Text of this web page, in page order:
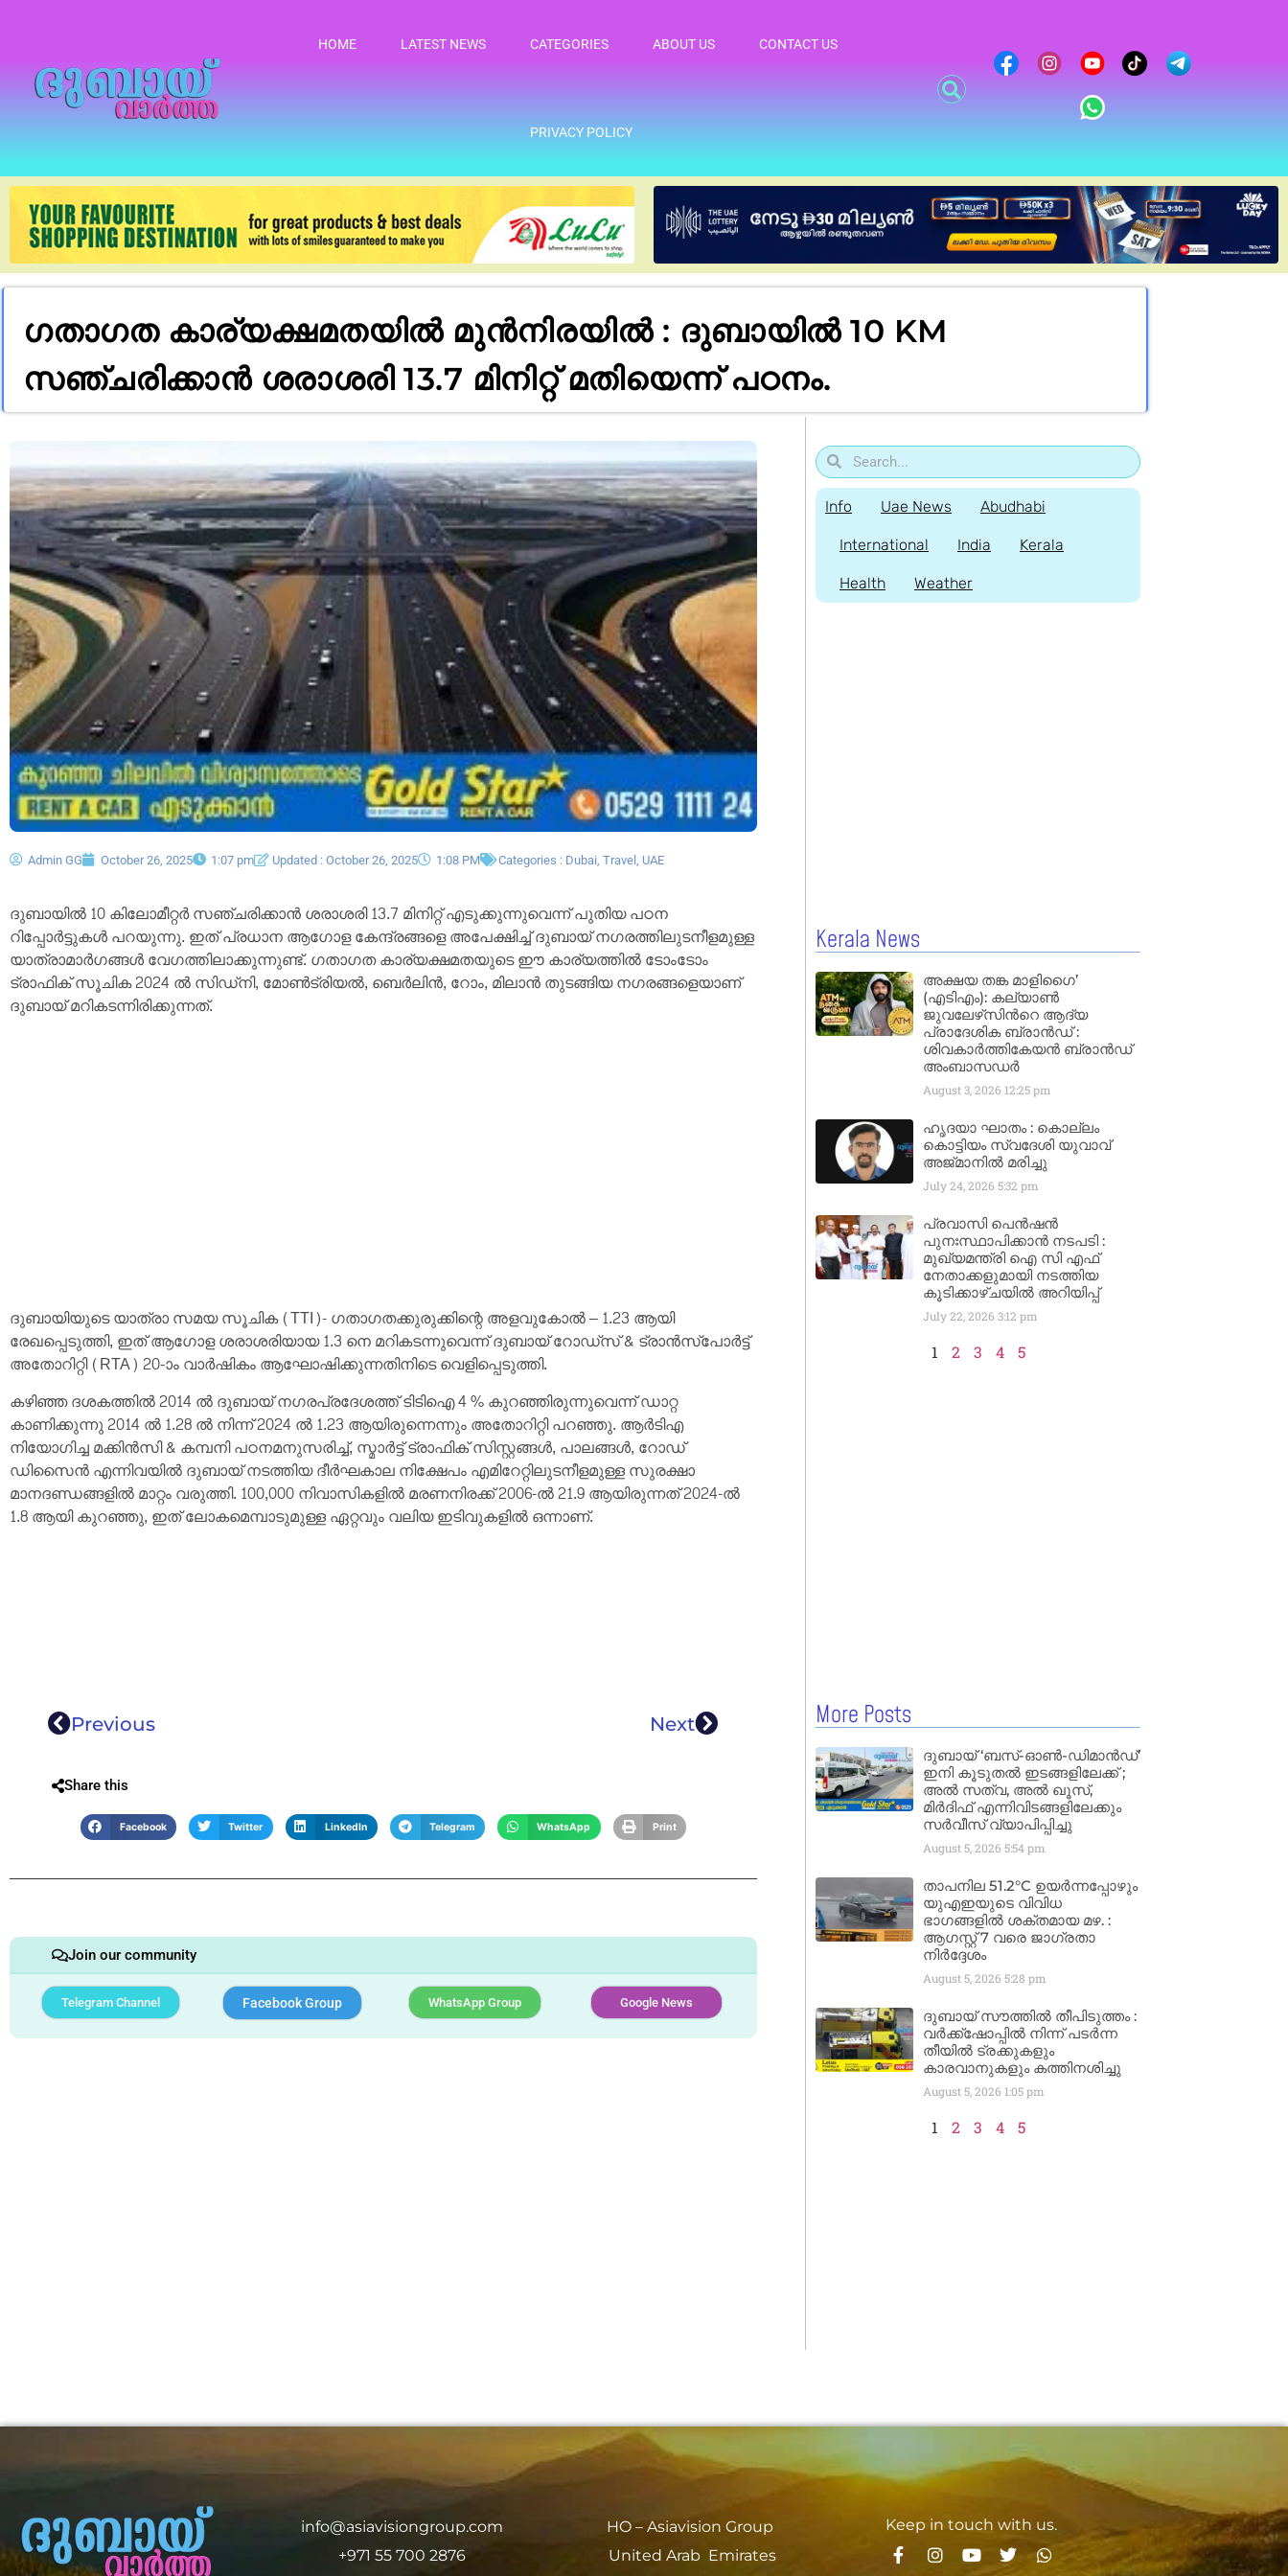
HOME LATEST NEWS CATEGORIES ABOUT US CONTACT US
PRIVACY POLICY
ഗതാഗത കാര്യക്ഷമതയിൽ മുൻനിരയിൽ : ദുബായിൽ 10 KM
സഞ്ചരിക്കാൻ ശരാശരി 13.7 മിനിറ്റ് മതിയെന്ന് പഠനം.
Admin GG October 26, 2025 1:07 pm Updated : October 26, 2025 1:08 PM Categories : Dubai Travel UAE
ദുബായിൽ 10 കിലോമീറ്റർ സഞ്ചരിക്കാൻ ശരാശരി 13.7 മിനിറ്റ് എടുക്കുന്നുവെന്ന് പുതിയ പഠന
റിപ്പോർട്ടുകൾ പറയുന്നു. ഇത് പ്രധാന ആഗോള കേന്ദ്രങ്ങളെ അപേക്ഷിച്ച് ദുബായ് നഗരത്തിലുടനീളമുള്ള
യാത്രാമാർഗങ്ങൾ വേഗത്തിലാക്കുന്നുണ്ട്. ഗതാഗത കാര്യക്ഷമതയുടെ ഈ കാര്യത്തിൽ ടോംടോം
ട്രാഫിക് സൂചിക 2024 ൽ സിഡ്‌നി, മോൺട്രിയൽ, ബെർലിൻ, റോം, മിലാൻ തുടങ്ങിയ നഗരങ്ങളെയാണ്‌
ദുബായ് മറികടന്നിരിക്കുന്നത്.
ദുബായിയുടെ യാത്രാ സമയ സൂചിക (TTI)- ഗതാഗതക്കുരുക്കിന്റെ അളവുകോൽ – 1.23 ആയി
രേഖപ്പെടുത്തി, ഇത് ആഗോള ശരാശരിയായ 1.3 നെ മറികടന്നുവെന്ന് ദുബായ് റോഡ്സ് & ട്രാൻസ്പോർട്ട്
അതോറിറ്റി (RTA) 20-ാം വാർഷികം ആഘോഷിക്കുന്നതിനിടെ വെളിപ്പെടുത്തി.
കഴിഞ്ഞ ദശകത്തിൽ 2014 ൽ ദുബായ് നഗരപ്രദേശത്ത് ടിടിഐ 4 % കുറഞ്ഞിരുന്നുവെന്ന് ഡാറ്റ
കാണിക്കുന്നു 2014 ൽ 1.28 ൽ നിന്ന് 2024 ൽ 1.23 ആയിരുന്നെന്നും അതോറിറ്റി പറഞ്ഞു. ആർ‌ടി‌എ
നിയോഗിച്ച മക്കിൻസി & കമ്പനി പഠനമനുസരിച്ച്, സ്മാർട്ട് ട്രാഫിക് സിസ്റ്റങ്ങൾ, പാലങ്ങൾ, റോഡ്
ഡിസൈൻ എന്നിവയിൽ ദുബായ് നടത്തിയ ദീർഘകാല നിക്ഷേപം എമിറേറ്റിലുടനീളമുള്ള സുരക്ഷാ
മാനദണ്ഡങ്ങളിൽ മാറ്റം വരുത്തി. 100,000 നിവാസികളിൽ മരണനിരക്ക് 2006-ൽ 21.9 ആയിരുന്നത് 2024-ൽ
1.8 ആയി കുറഞ്ഞു, ഇത് ലോകമെമ്പാടുമുള്ള ഏറ്റവും വലിയ ഇടിവുകളിൽ ഒന്നാണ്.
Previous Next
Share this
Facebook Twitter LinkedIn Telegram WhatsApp Print
Join our community
Telegram Channel Facebook Group WhatsApp Group Google News
Info Uae News Abudhabi
International India Kerala
Health Weather
Kerala News
അക്ഷയ തങ്ക മാളിഗൈ’
(എടിഎം): കല്യാണ്‍
ജുവലേഴ്‌സിന്‍റെ ആദ്യ
പ്രാദേശിക ബ്രാന്‍ഡ് :
ശിവകാര്‍ത്തികേയന്‍ ബ്രാന്‍ഡ്
അംബാസഡര്‍
August 3, 2026 12:25 pm
ഹൃദയാ ഘാതം : കൊല്ലം
കൊട്ടിയം സ്വദേശി യുവാവ്
അജ്മാനിൽ മരിച്ചു
July 24, 2026 5:32 pm
പ്രവാസി പെൻഷൻ
പുനഃസ്ഥാപിക്കാൻ നടപടി :
മുഖ്യമന്ത്രി ഐ സി എഫ്
നേതാക്കളുമായി നടത്തിയ
കൂടിക്കാഴ്ചയിൽ അറിയിപ്പ്
July 22, 2026 3:12 pm
1 2 3 4 5
More Posts
ദുബായ് ‘ബസ്-ഓൺ-ഡിമാൻഡ്’
ഇനി കൂടുതൽ ഇടങ്ങളിലേക്ക് ;
അൽ സത്വ, അൽ ഖൂസ്,
മിർദിഫ് എന്നിവിടങ്ങളിലേക്കും
സർവീസ് വ്യാപിപ്പിച്ചു
August 5, 2026 5:54 pm
താപനില 51.2°C ഉയർന്നപ്പോഴും
യുഎഇയുടെ വിവിധ
ഭാഗങ്ങളിൽ ശക്തമായ മഴ. :
ആഗസ്റ്റ് 7 വരെ ജാഗ്രതാ
നിർദ്ദേശം
August 5, 2026 5:28 pm
ദുബായ് സൗത്തിൽ തീപിടുത്തം :
വർക്ക്‌ഷോപ്പിൽ നിന്ന് പടർന്ന
തീയിൽ ട്രക്കുകളും
കാരവാനുകളും കത്തിനശിച്ചു
August 5, 2026 1:05 pm
1 2 3 4 5
info@asiavisiongroup.com
+971 55 700 2876
HO – Asiavision Group
United Arab Emirates
Keep in touch with us.